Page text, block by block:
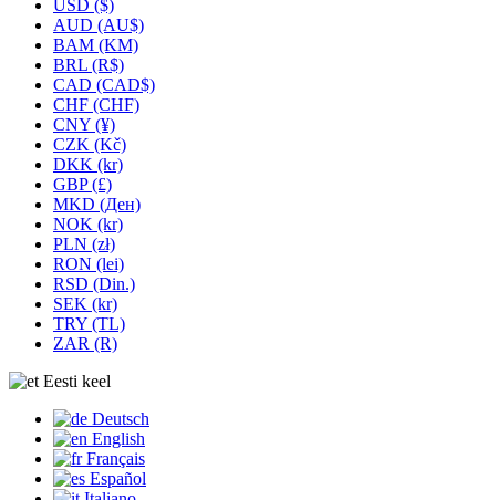
USD ($)
AUD (AU$)
BAM (KM)
BRL (R$)
CAD (CAD$)
CHF (CHF)
CNY (¥)
CZK (Kč)
DKK (kr)
GBP (£)
MKD (Ден)
NOK (kr)
PLN (zł)
RON (lei)
RSD (Din.)
SEK (kr)
TRY (TL)
ZAR (R)
Eesti keel
Deutsch
English
Français
Español